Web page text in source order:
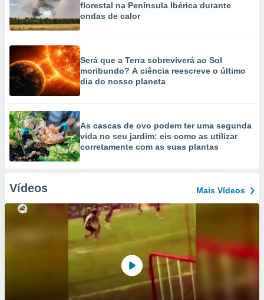
florestal na Península Ibérica durante
ondas de calor
Será que a Terra sobreviverá ao Sol
moribundo? A ciência reescreve o último
dia do nosso planeta
As cascas de ovo podem ter uma segunda
vida no seu jardim: eis como as utilizar
corretamente com as suas plantas
Vídeos Mais Vídeos